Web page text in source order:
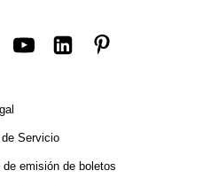
YouTubeLinkedIn
Servicio
emisión de boletos